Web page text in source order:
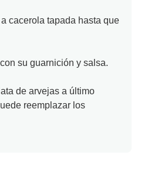
cacerola tapada hasta que
su guarnición y salsa.
de arvejas a último
reemplazar los